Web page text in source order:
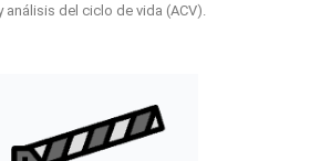
análisis del ciclo de vida (ACV).